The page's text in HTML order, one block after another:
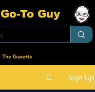
To Guy
The Gazette
Sign Up